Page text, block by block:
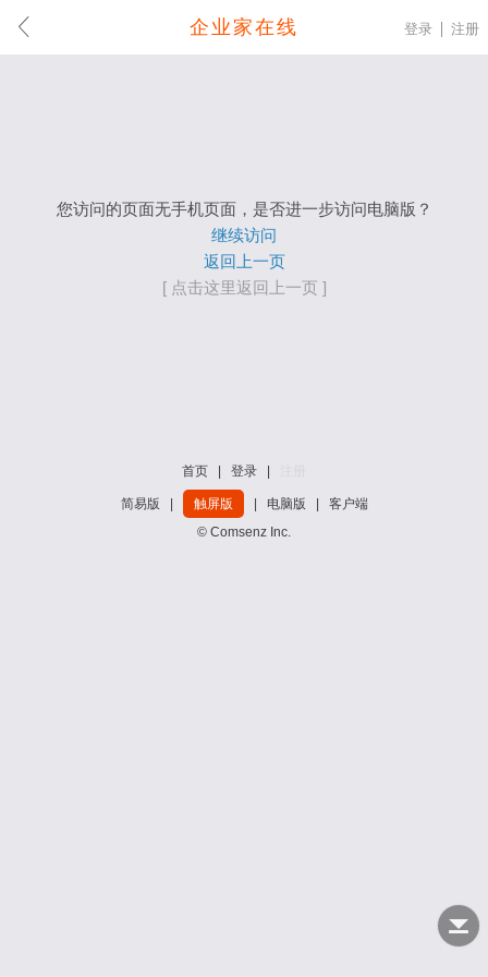
企业家在线 登录 注册
您访问的页面无手机页面，是否进一步访问电脑版？
继续访问
返回上一页
[ 点击这里返回上一页 ]
首页 登录
简易版 触屏版 电脑版
客户端
© Comsenz Inc.